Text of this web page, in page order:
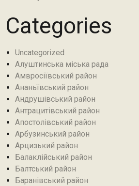
Categories
Uncategorized
Алуштинська міська рада
Амвросіївський район
Ананьївський район‎
Андрушівський район‎
Антрацитівський район‎
Апостолівський район
Арбузинський район‎
Арцизький район‎
Балаклійський район
Балтський район‎
Баранівський район‎